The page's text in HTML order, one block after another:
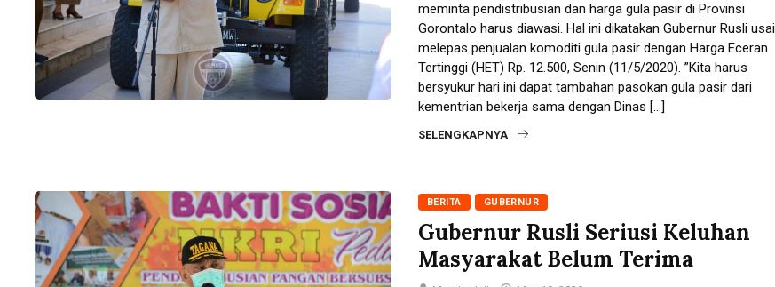
meminta pendistribusian dan harga gula pasir di Provinsi
Gorontalo harus diawasi. Hal ini dikatakan Gubernur Rusli usai
melepas penjualan komoditi gula pasir dengan Harga Eceran
Tertinggi (HET) Rp. 12.500, Senin (11/5/2020). ”Kita harus
bersyukur hari ini dapat tambahan pasokan gula pasir dari
kementrian bekerja sama dengan Dinas […]
SELENGKAPNYA
BERITA GUBERNUR
Gubernur Rusli Seriusi Keluhan
Masyarakat Belum Terima